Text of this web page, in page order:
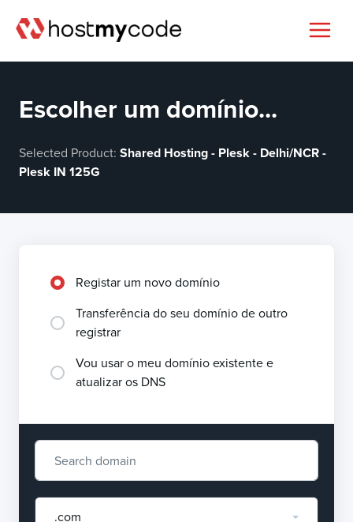
Escolher um domínio...
Selected Product: Shared Hosting - Plesk - Delhi/NCR -
Plesk IN 125G
Registar um novo domínio
Transferência do seu domínio de outro
registrar
Vou usar o meu domínio existente e
atualizar os DNS
.com